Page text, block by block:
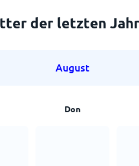
der letzten
August
Don